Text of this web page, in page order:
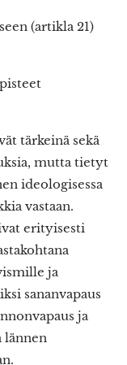
(artikla 21)
tärkeinä sekä
mutta tietyt
ideologisessa
vastaan.
erityisesti
ja
sananvapaus
ja
lännen